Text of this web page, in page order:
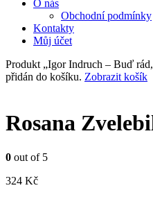
O nás
Obchodní podmínky
Kontakty
Můj účet
Produkt „Igor Indruch – Buď
přidán do košíku. Zobrazit košík
Rosana
0 out of 5
324 Kč